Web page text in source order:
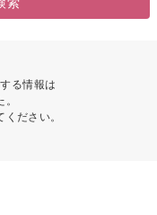
る情報は
ださい。